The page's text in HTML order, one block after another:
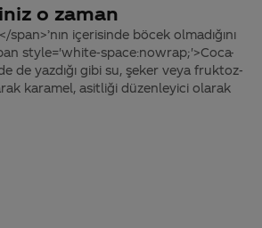
o zaman
içerisinde böcek olmadığını
style='white-space:nowrap;'>Coca-
de yazdığı gibi su, şeker veya fruktoz-
karamel, asitliği düzenleyici olarak